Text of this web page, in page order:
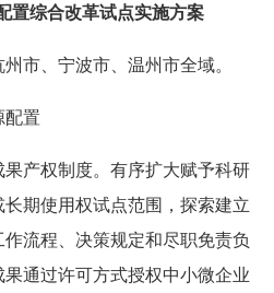
置综合改革试点实施方案
、宁波市、温州市全域。
置
产权制度。有序扩大赋予科研
期使用权试点范围，探索建立
流程、决策规定和尽职免责负
通过许可方式授权中小微企业